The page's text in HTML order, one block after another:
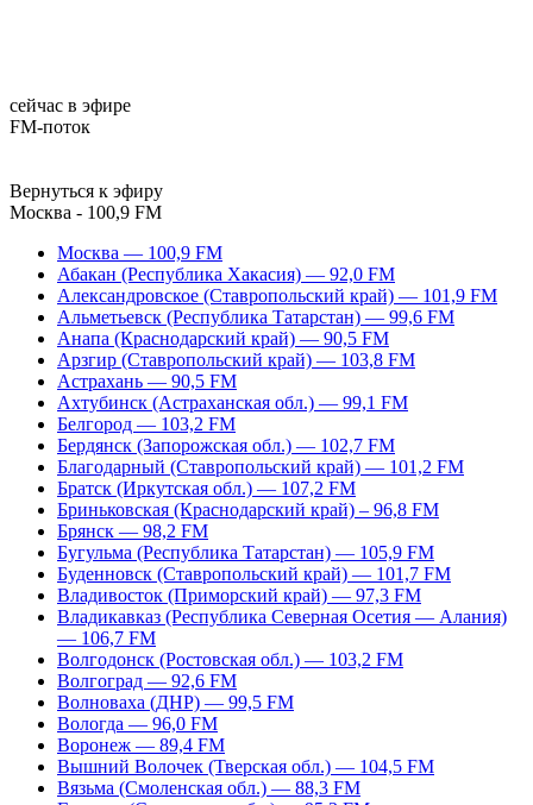
сейчас в эфире
FM-поток
Вернуться к эфиру
Москва - 100,9 FM
Москва — 100,9 FM
Абакан (Республика Хакасия) — 92,0 FM
Александровское (Ставропольский край) — 101,9 FM
Альметьевск (Республика Татарстан) — 99,6 FM
Анапа (Краснодарский край) — 90,5 FM
Арзгир (Ставропольский край) — 103,8 FM
Астрахань — 90,5 FM
Ахтубинск (Астраханская обл.) — 99,1 FM
Белгород — 103,2 FM
Бердянск (Запорожская обл.) — 102,7 FM
Благодарный (Ставропольский край) — 101,2 FM
Братск (Иркутская обл.) — 107,2 FM
Бриньковская (Краснодарский край) – 96,8 FM
Брянск — 98,2 FM
Бугульма (Республика Татарстан) — 105,9 FM
Буденновск (Ставропольский край) — 101,7 FM
Владивосток (Приморский край) — 97,3 FM
Владикавказ (Республика Северная Осетия — Алания)
— 106,7 FM
Волгодонск (Ростовская обл.) — 103,2 FM
Волгоград — 92,6 FM
Волноваха (ДНР) — 99,5 FM
Вологда — 96,0 FM
Воронеж — 89,4 FM
Вышний Волочек (Тверская обл.) — 104,5 FM
Вязьма (Смоленская обл.) — 88,3 FM